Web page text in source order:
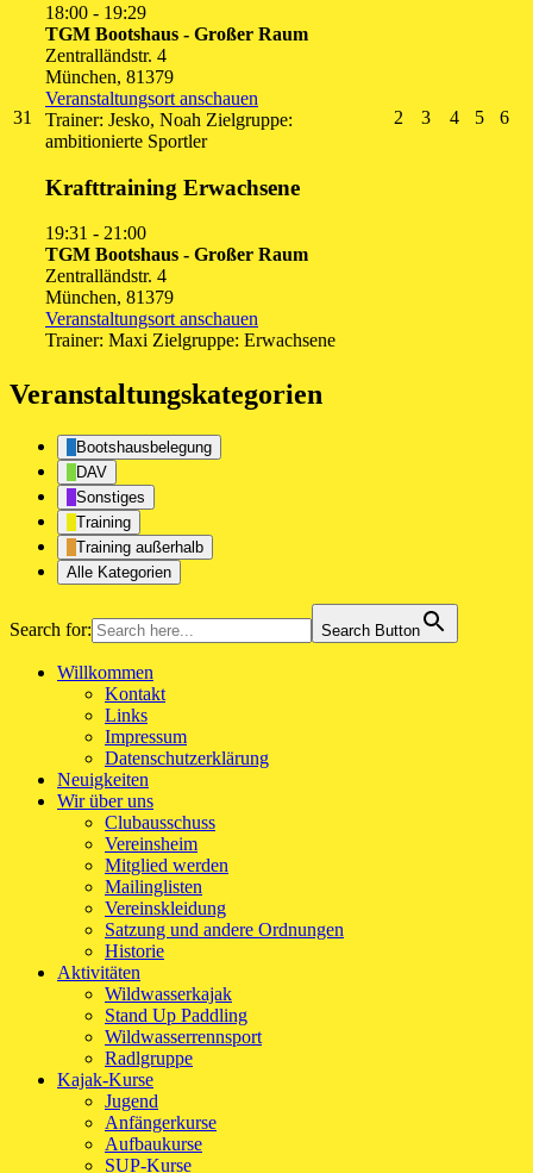
31
31.
August
18:00 - 19:29
TGM Bootshaus - Großer Raum
Zentralländstr. 4
München, 81379
Veranstaltungsort anschauen
Trainer: Jesko, Noah Zielgruppe:
ambitionierte Sportler
Krafttraining Erwachsene
19:31 - 21:00
TGM Bootshaus - Großer Raum
Zentralländstr. 4
München, 81379
Veranstaltungsort anschauen
Trainer: Maxi Zielgruppe: Erwachsene
2 33.
44.
55.
66.
Veranstaltungskategorien
Bootshausbelegung
DAV
Sonstiges
Training
Training außerhalb
Alle Kategorien
Search for: Search Button
Willkommen
Kontakt
Links
Impressum
Datenschutzerklärung
Neuigkeiten
Wir über uns
Clubausschuss
Vereinsheim
Mitglied werden
Mailinglisten
Vereinskleidung
Satzung und andere Ordnungen
Historie
Aktivitäten
Wildwasserkajak
Stand Up Paddling
Wildwasserrennsport
Radlgruppe
Kajak-Kurse
Jugend
Anfängerkurse
Aufbaukurse
SUP-Kurse